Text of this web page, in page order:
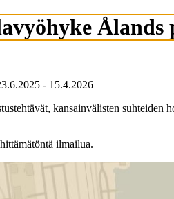
Ålands
- 15.4.2026
kansainvälisten suhteiden
ilmailua.